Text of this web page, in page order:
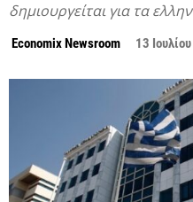
δημιουργείται για τα
Economix Newsroom 13